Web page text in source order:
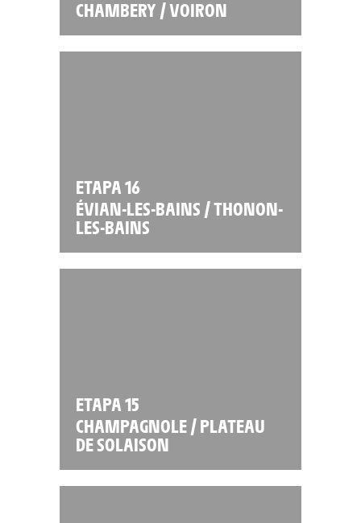
CHAMBERY / VOIRON
ETAPA 16
ÉVIAN-LES-BAINS / THONON-
LES-BAINS
ETAPA 15
CHAMPAGNOLE / PLATEAU
DE SOLAISON